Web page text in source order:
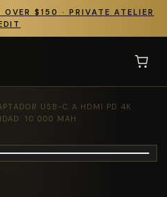
$150 · PRIVATE ATELIER
USB-C A HDMI PD 4K
10 000 MAH